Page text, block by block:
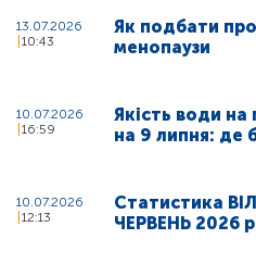
13.07.2026
10:43
Як подбати
менопаузи
10.07.2026
16:59
Якість води на
на 9 липня: де
10.07.2026
12:13
Статистика
ЧЕРВЕНЬ 2026